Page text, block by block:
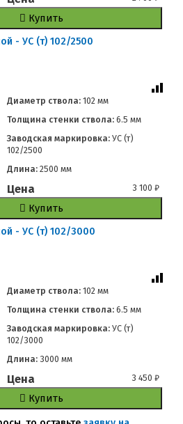
Купить
- УС (т) 102/2500
Диаметр ствола:102 мм
Толщина стенки ствола:6.5 мм
Заводская маркировка:УС (т)
102/2500
Длина:2500 мм
Цена 3 100₽
Купить
- УС (т) 102/3000
Диаметр ствола:102 мм
Толщина стенки ствола:6.5 мм
Заводская маркировка:УС (т)
102/3000
Длина:3000 мм
Цена 3 450₽
Купить